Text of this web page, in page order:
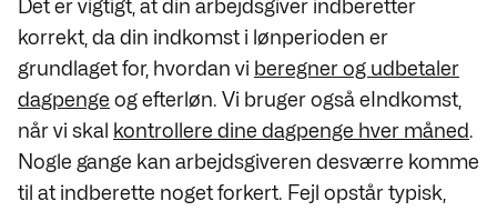
Det er vigtigt, at din arbejdsgiver indberetter
korrekt, da din indkomst i lønperioden er
grundlaget for, hvordan vi beregner og udbetaler
dagpenge og efterløn. Vi bruger også eIndkomst,
når vi skal kontrollere dine dagpenge hver måned.
Nogle gange kan arbejdsgiveren desværre komme
til at indberette noget forkert. Fejl opstår typisk,